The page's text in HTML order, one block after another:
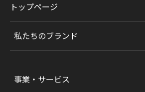
トップページ
私たちのブランド
事業・サービス